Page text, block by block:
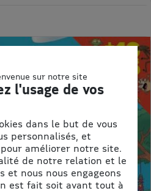
sur notre site
l'usage de vos
dans le but de vous
personnalisés, et
améliorer notre site.
de notre relation et le
et nous nous engageons
est fait soit avant tout à